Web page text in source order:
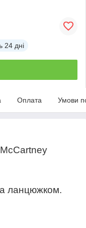
24 дні
Оплата Умови
ланцюжком.